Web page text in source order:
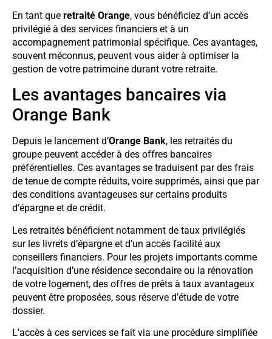
En tant que retraité Orange, vous bénéficiez d’un accès
privilégié à des services financiers et à un
accompagnement patrimonial spécifique. Ces avantages,
souvent méconnus, peuvent vous aider à optimiser la
gestion de votre patrimoine durant votre retraite.
Les avantages bancaires via
Orange Bank
Depuis le lancement d’Orange Bank, les retraités du
groupe peuvent accéder à des offres bancaires
préférentielles. Ces avantages se traduisent par des frais
de tenue de compte réduits, voire supprimés, ainsi que par
des conditions avantageuses sur certains produits
d’épargne et de crédit.
Les retraités bénéficient notamment de taux privilégiés
sur les livrets d’épargne et d’un accès facilité aux
conseillers financiers. Pour les projets importants comme
l’acquisition d’une résidence secondaire ou la rénovation
de votre logement, des offres de prêts à taux avantageux
peuvent être proposées, sous réserve d’étude de votre
dossier.
L’accès à ces services se fait via une procédure simplifiée